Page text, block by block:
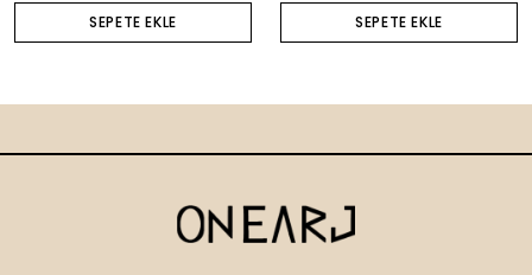
SEPETE EKLE SEPETE EKLE